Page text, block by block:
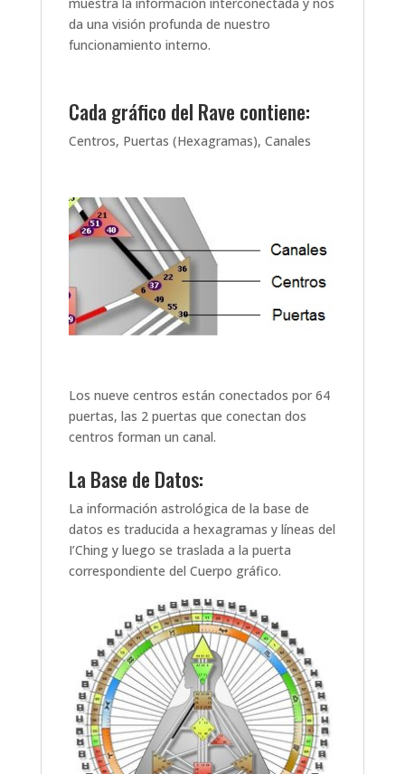
da una visión profunda de nuestro
funcionamiento interno.
Cada gráfico del Rave contiene:
Centros, Puertas (Hexagramas), Canales
Los nueve centros están conectados por 64
puertas, las 2 puertas que conectan dos
centros forman un canal.
La Base de Datos:
La información astrológica de la base de
datos es traducida a hexagramas y líneas del
I’Ching y luego se traslada a la puerta
correspondiente del Cuerpo gráfico.